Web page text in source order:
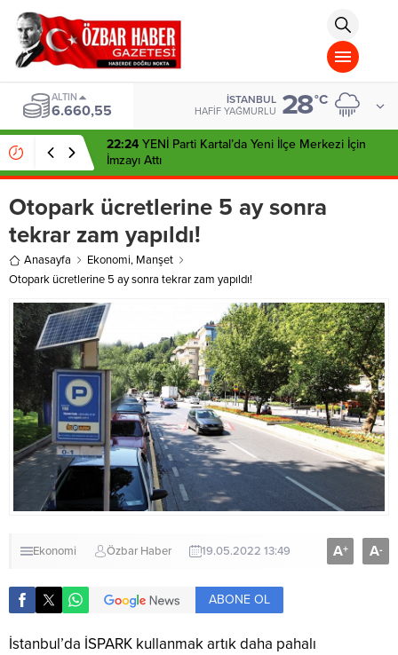
islami
chat
omegla
türk
sohbet
cinsel
sohbet
dini
chat
ALTIN
6.660,55
İSTANBUL
HAFIF YAĞMURLU 28°C
22:24 YENİ Parti Kartal’da Yeni İlçe Merkezi İçin
İmzayı Attı
Otopark ücretlerine 5 ay sonra
tekrar zam yapıldı!
Anasayfa Ekonomi, Manşet
Otopark ücretlerine 5 ay sonra tekrar zam yapıldı!
Ekonomi Özbar Haber 19.05.2022 13:49 A+ A-
ABONE OL
İstanbul’da İSPARK kullanmak artık daha pahalı